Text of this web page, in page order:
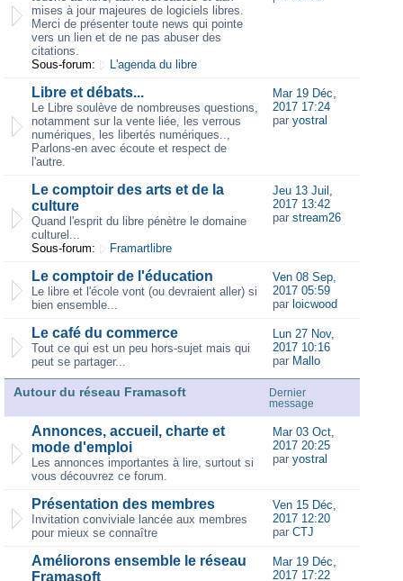
mises à jour majeures de logiciels libres.
Merci de présenter toute news qui pointe
vers un lien et de ne pas abuser des
citations.
Sous-forum:
L'agenda du libre
Libre et débats...
Le Libre soulève de nombreuses questions,
notamment sur la vente liée, les verrous
numériques, les libertés numériques..,
Parlons-en avec écoute et respect de
l'autre.
Mar 19 Déc,
2017 17:24
par yostral
Le comptoir des arts et de la
culture
Quand l'esprit du libre pénètre le domaine
culturel...
Sous-forum:
Framartlibre
Jeu 13 Juil,
2017 13:42
par stream26
Le comptoir de l'éducation
Le libre et l'école vont (ou devraient aller) si
bien ensemble...
Ven 08 Sep,
2017 05:59
par loicwood
Le café du commerce
Tout ce qui est un peu hors-sujet mais qui
peut se partager...
Lun 27 Nov,
2017 10:16
par Mallo
Autour du réseau Framasoft
Dernier
message
Annonces, accueil, charte et
mode d'emploi
Les annonces importantes à lire, surtout si
vous découvrez ce forum.
Mar 03 Oct,
2017 20:25
par yostral
Présentation des membres
Invitation conviviale lancée aux membres
pour mieux se connaître
Ven 15 Déc,
2017 12:20
par CTJ
Améliorons ensemble le réseau
Framasoft
Mar 19 Déc,
2017 17:22